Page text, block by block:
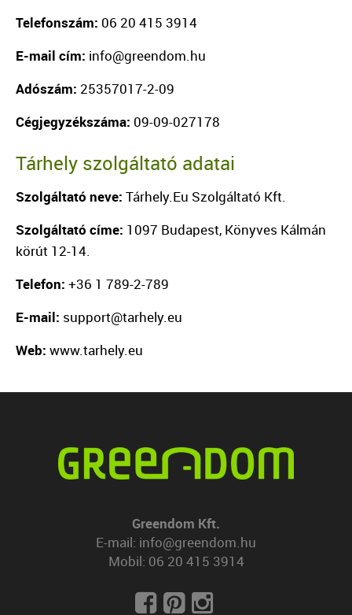
Telefonszám: 06 20 415 3914
E-mail cím: info@greendom.hu
Adószám: 25357017-2-09
Cégjegyzékszáma: 09-09-027178
Tárhely szolgáltató adatai
Szolgáltató neve: Tárhely.Eu Szolgáltató Kft.
Szolgáltató címe: 1097 Budapest, Könyves Kálmán
körút 12-14.
Telefon: +36 1 789-2-789
E-mail: support@tarhely.eu
Web: www.tarhely.eu
Greendom Kft.
E-mail: info@greendom.hu
Mobil: 06 20 415 3914